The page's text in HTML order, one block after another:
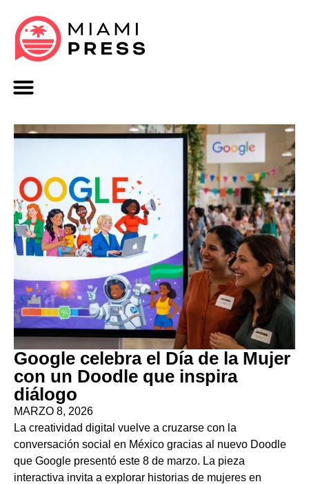
Google celebra el Día de la Mujer
con un Doodle que inspira
diálogo
MARZO 8, 2026
La creatividad digital vuelve a cruzarse con la
conversación social en México gracias al nuevo Doodle
que Google presentó este 8 de marzo. La pieza
interactiva invita a explorar historias de mujeres en